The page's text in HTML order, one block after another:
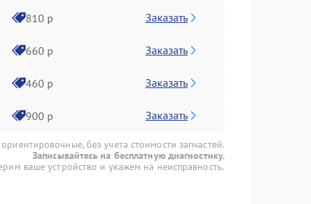
810 р Заказать
660 р Заказать
460 р Заказать
900 р Заказать
без учета стоимости запчастей.
Записывайтесь на бесплатную диагностику.
ваше устройство и укажем на неисправность.